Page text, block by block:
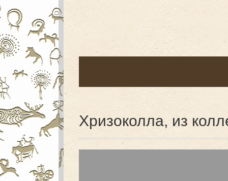
Хризоколла, из